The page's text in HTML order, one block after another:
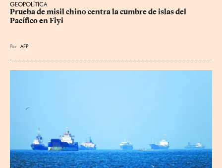
GEOPOLÍTICA
Prueba de misil chino centra la cumbre de islas del
Pacífico en Fiyi
Por AFP